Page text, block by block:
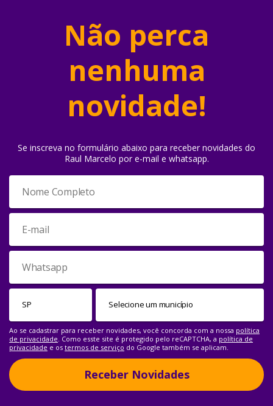
Não perca
nenhuma
novidade!
Se inscreva no formulário abaixo para receber novidades do
Raul Marcelo por e-mail e whatsapp.
Ao se cadastrar para receber novidades, você concorda com a nossa política
de privacidade. Como esste site é protegido pelo reCAPTCHA, a política de
privacidade e os termos de serviço do Google também se aplicam.
Receber Novidades